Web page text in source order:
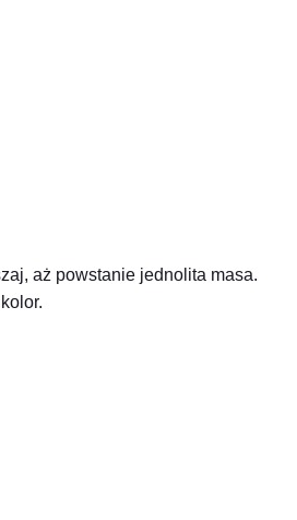
aż powstanie jednolita masa.